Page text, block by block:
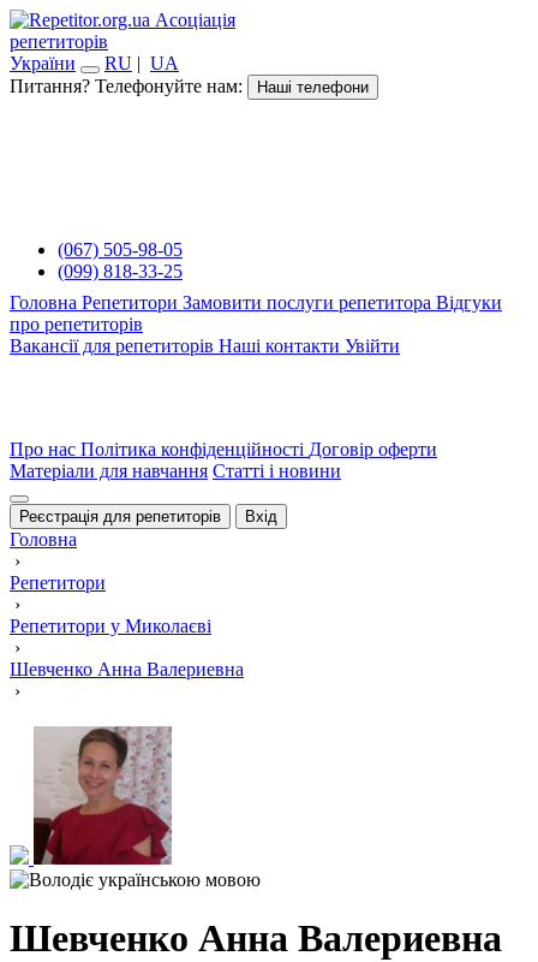
Асоціація
репетиторів
України
RU | UA
Питання? Телефонуйте нам:
Наші телефони
(067) 505-98-05
(099) 818-33-25
Головна Репетитори Замовити послуги репетитора Відгуки
про репетиторів
Вакансії для репетиторів Наші контакти Увійти
Про нас Політика конфіденційності Договір оферти
Матеріали для навчання Статті і новини
Реєстрація для репетиторів Вхід
Головна
›
Репетитори
›
Репетитори у Миколаєві
›
Шевченко Анна Валериевна
›
Шевченко Анна Валериевна